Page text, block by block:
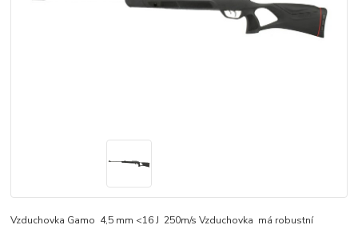
Vzduchovka Gamo 4,5 mm <16 J 250m/s Vzduchovka má robustní